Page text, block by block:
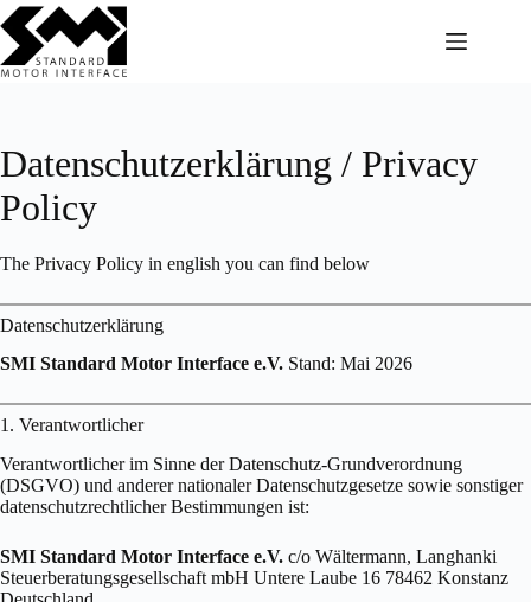
Skip
to
content
Datenschutzerklärung / Privacy
Policy
The Privacy Policy in english you can find below
Datenschutzerklärung
SMI Standard Motor Interface e.V. Stand: Mai 2026
1. Verantwortlicher
Verantwortlicher im Sinne der Datenschutz-Grundverordnung
(DSGVO) und anderer nationaler Datenschutzgesetze sowie sonstiger
datenschutzrechtlicher Bestimmungen ist:
SMI Standard Motor Interface e.V. c/o Wältermann, Langhanki
Steuerberatungsgesellschaft mbH Untere Laube 16 78462 Konstanz